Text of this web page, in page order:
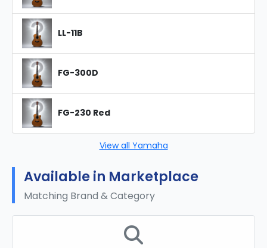
LL-11B
FG-300D
FG-230 Red
View all Yamaha
Available in Marketplace
Matching Brand & Category